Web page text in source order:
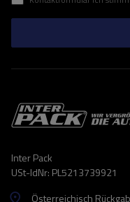
Inter Pack
USt-IdNr: PL5213739921
Österreichisch